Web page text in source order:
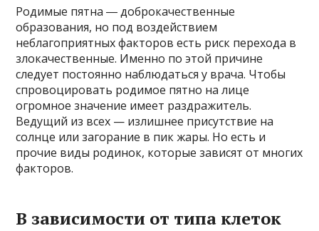
Родимые пятна ― доброкачественные
образования, но под воздействием
неблагоприятных факторов есть риск перехода в
злокачественные. Именно по этой причине
следует постоянно наблюдаться у врача. Чтобы
спровоцировать родимое пятно на лице
огромное значение имеет раздражитель.
Ведущий из всех — излишнее присутствие на
солнце или загорание в пик жары. Но есть и
прочие виды родинок, которые зависят от многих
факторов.
В зависимости от типа клеток